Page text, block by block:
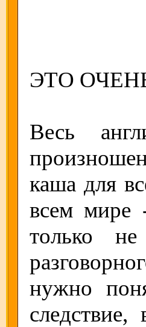
ЭТО
Весь
каша для
всем мире
только
нужно